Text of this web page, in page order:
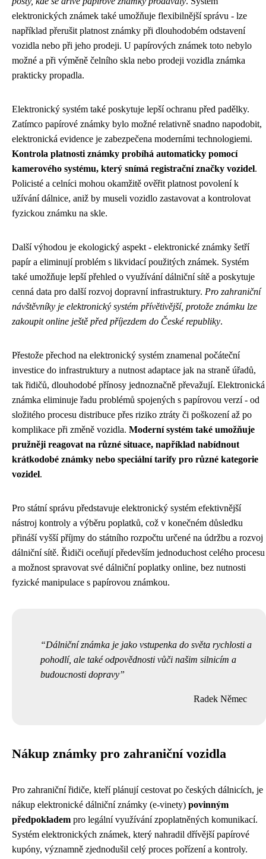
elektronických známek také umožňuje flexibilnější správu - lze
například přerušit platnost známky při dlouhodobém odstavení
vozidla nebo při jeho prodeji. U papírových známek toto nebylo
možné a při výměně čelního skla nebo prodeji vozidla známka
prakticky propadla.
Elektronický systém také poskytuje lepší ochranu před padělky.
Zatímco papírové známky bylo možné relativně snadno napodobit,
elektronická evidence je zabezpečena moderními technologiemi.
Kontrola platnosti známky probíhá automaticky pomocí
kamerového systému, který snímá registrační značky vozidel.
Policisté a celníci mohou okamžitě ověřit platnost povolení k
užívání dálnice, aniž by museli vozidlo zastavovat a kontrolovat
fyzickou známku na skle.
Další výhodou je ekologický aspekt - elektronické známky šetří
papír a eliminují problém s likvidací použitých známek. Systém
také umožňuje lepší přehled o využívání dálniční sítě a poskytuje
cenná data pro další rozvoj dopravní infrastruktury. Pro zahraniční
návštěvníky je elektronický systém přívětivější, protože známku lze
zakoupit online ještě před příjezdem do České republiky.
Přestože přechod na elektronický systém znamenal počáteční
investice do infrastruktury a nutnost adaptace jak na straně úřadů,
tak řidičů, dlouhodobé přínosy jednoznačně převažují. Elektronická
známka eliminuje řadu problémů spojených s papírovou verzí - od
složitého procesu distribuce přes riziko ztráty či poškození až po
komplikace při změně vozidla. Moderní systém také umožňuje
pružněji reagovat na různé situace, například nabídnout
krátkodobé známky nebo speciální tarify pro různé kategorie
vozidel.
Pro státní správu představuje elektronický systém efektivnější
nástroj kontroly a výběru poplatků, což v konečném důsledku
přináší vyšší příjmy do státního rozpočtu určené na údržbu a rozvoj
dálniční sítě. Řidiči oceňují především jednoduchost celého procesu
a možnost spravovat své dálniční poplatky online, bez nutnosti
fyzické manipulace s papírovou známkou.
Dálniční známka je jako vstupenka do světa rychlosti a
pohodlí, ale také odpovědnosti vůči našim silnicím a
budoucnosti dopravy
Radek Němec
Nákup známky pro zahraniční vozidla
Pro zahraniční řidiče, kteří plánují cestovat po českých dálnicích, je
nákup elektronické dálniční známky (e-vinety) povinným
předpokladem pro legální využívání zpoplatněných komunikací.
Systém elektronických známek, který nahradil dřívější papírové
kupóny, významně zjednodušil celý proces pořízení a kontroly.